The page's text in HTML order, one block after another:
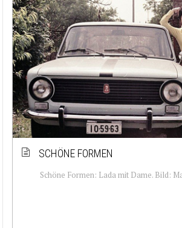
SCHÖNE FORMEN
Schöne Formen: Lada mit Dame. Bild: